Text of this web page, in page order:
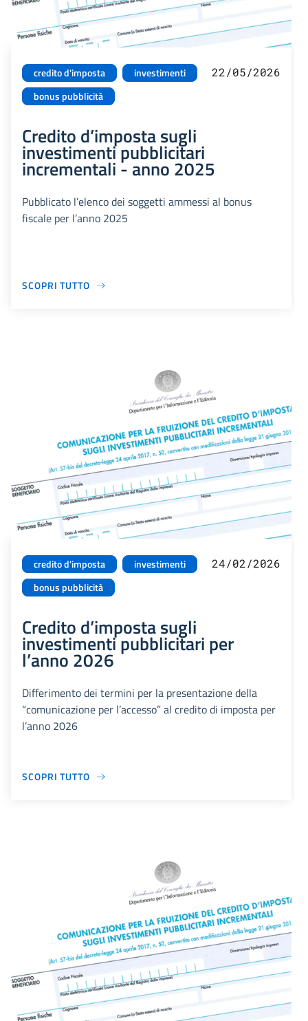
credito d'imposta
investimenti
bonus pubblicità
22/05/2026
Credito d’imposta sugli
investimenti pubblicitari
incrementali - anno 2025
Pubblicato l’elenco dei soggetti ammessi al bonus
fiscale per l’anno 2025
SCOPRI TUTTO
credito d'imposta
investimenti
bonus pubblicità
24/02/2026
Credito d’imposta sugli
investimenti pubblicitari per
l’anno 2026
Differimento dei termini per la presentazione della
“comunicazione per l’accesso” al credito di imposta per
l’anno 2026
SCOPRI TUTTO